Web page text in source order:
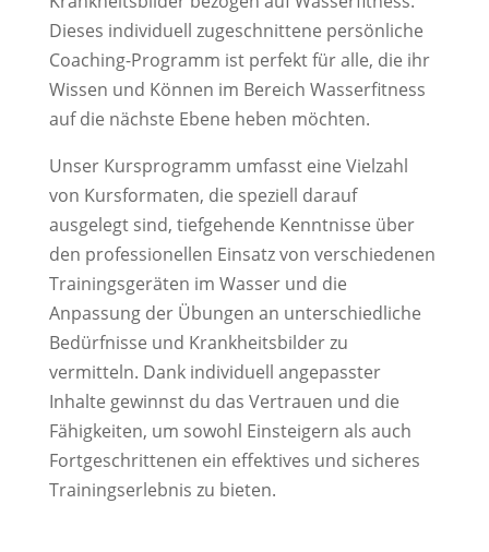
Dieses individuell zugeschnittene persönliche
Coaching-Programm ist perfekt für alle, die ihr
Wissen und Können im Bereich Wasserfitness
auf die nächste Ebene heben möchten.
Unser Kursprogramm umfasst eine Vielzahl
von Kursformaten, die speziell darauf
ausgelegt sind, tiefgehende Kenntnisse über
den professionellen Einsatz von verschiedenen
Trainingsgeräten im Wasser und die
Anpassung der Übungen an unterschiedliche
Bedürfnisse und Krankheitsbilder zu
vermitteln. Dank individuell angepasster
Inhalte gewinnst du das Vertrauen und die
Fähigkeiten, um sowohl Einsteigern als auch
Fortgeschrittenen ein effektives und sicheres
Trainingserlebnis zu bieten.